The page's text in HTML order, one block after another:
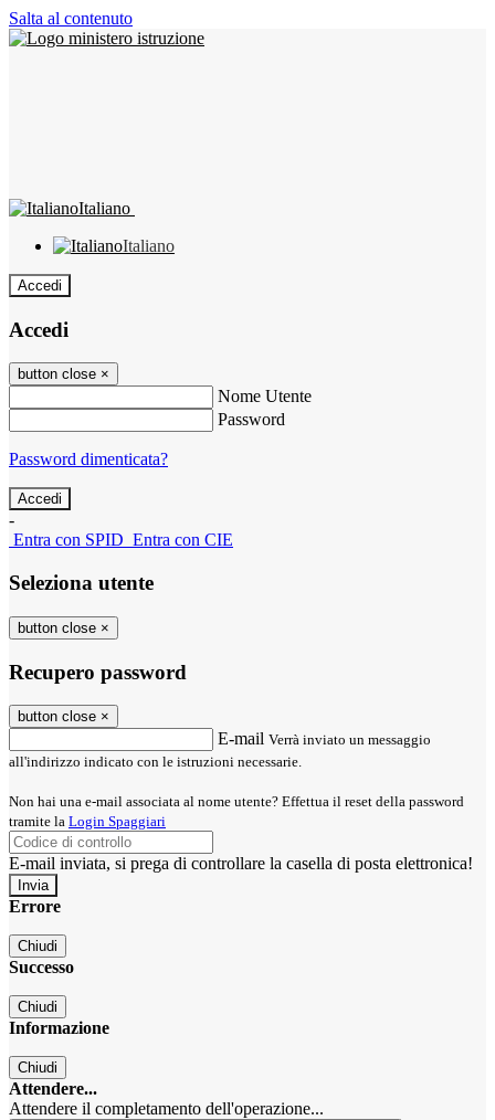
Salta al contenuto
Italiano
Italiano
Accedi
Accedi
button close ×
Nome Utente
Password
Password dimenticata?
-
Entra con SPID Entra con CIE
Seleziona utente
button close ×
Recupero password
button close ×
E-mail Verrà inviato un messaggio
all'indirizzo indicato con le istruzioni necessarie.
Non hai una e-mail associata al nome utente? Effettua il reset della password
tramite la Login Spaggiari
E-mail inviata, si prega di controllare la casella di posta elettronica!
Errore
Chiudi
Successo
Chiudi
Informazione
Chiudi
Attendere...
Attendere il completamento dell'operazione...